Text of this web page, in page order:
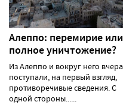
Алеппо: перемирие или
полное уничтожение?
Из Алеппо и вокруг него вчера
поступали, на первый взгляд,
противоречивые сведения. С
одной стороны......